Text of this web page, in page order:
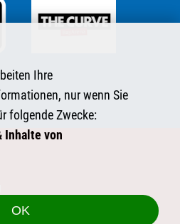
Ihre
nur wenn Sie
folgende Zwecke:
Inhalte von
OK